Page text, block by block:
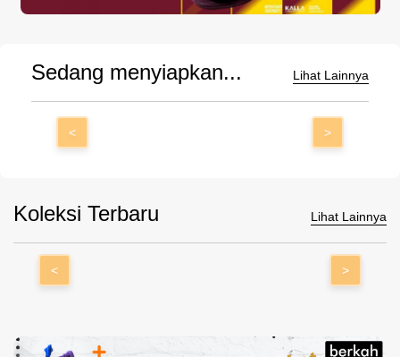
Sedang menyiapkan... Lihat Lainnya
< >
Koleksi Terbaru Lihat Lainnya
< >